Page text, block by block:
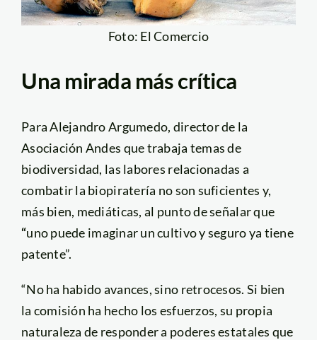
Foto: El Comercio
Una mirada más crítica
Para Alejandro Argumedo, director de la
Asociación Andes que trabaja temas de
biodiversidad, las labores relacionadas a
combatir la biopiratería no son suficientes y,
más bien, mediáticas, al punto de señalar que
“uno puede imaginar un cultivo y seguro ya tiene
patente”.
“No ha habido avances, sino retrocesos. Si bien
la comisión ha hecho los esfuerzos, su propia
naturaleza de responder a poderes estatales que